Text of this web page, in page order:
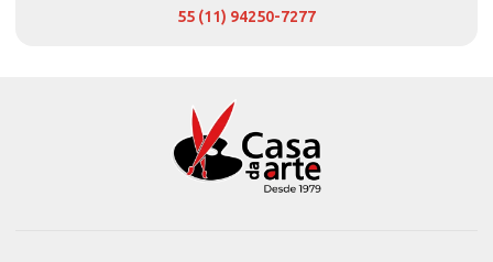
55 (11) 94250-7277